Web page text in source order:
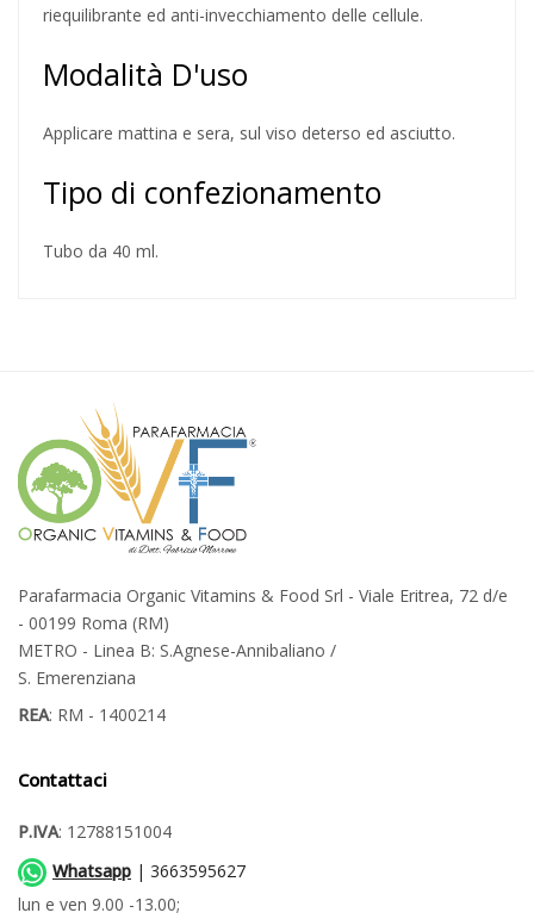
riequilibrante ed anti-invecchiamento delle cellule.
Modalità D'uso
Applicare mattina e sera, sul viso deterso ed asciutto.
Tipo di confezionamento
Tubo da 40 ml.
Parafarmacia Organic Vitamins & Food Srl - Viale Eritrea, 72 d/e
- 00199 Roma (RM)
METRO - Linea B: S.Agnese-Annibaliano /
S. Emerenziana
REA: RM - 1400214
Contattaci
P.IVA: 12788151004
Whatsapp | 3663595627
lun e ven 9.00 -13.00;